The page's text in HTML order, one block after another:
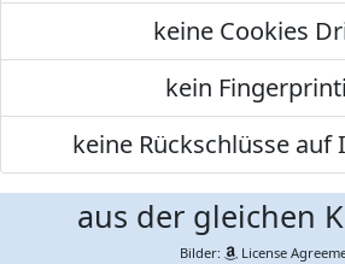
keine Cookies
kein
keine Rückschlüsse auf
aus der gleichen
Bilder: License